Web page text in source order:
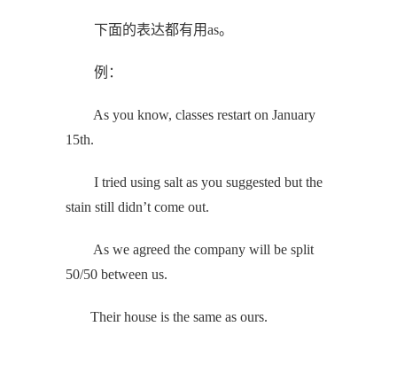
下面的表达都有用as。
例：
As you know, classes restart on January
15th.
I tried using salt as you suggested but the
stain still didn’t come out.
As we agreed the company will be split
50/50 between us.
Their house is the same as ours.